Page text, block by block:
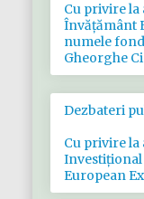
Cu privire
Învățământ
numele
Gheorghe
Dezbateri
Cu privire
European